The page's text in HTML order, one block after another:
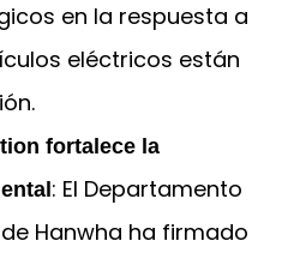
en la respuesta a
eléctricos están
fortalece la
: El Departamento
Hanwha ha firmado